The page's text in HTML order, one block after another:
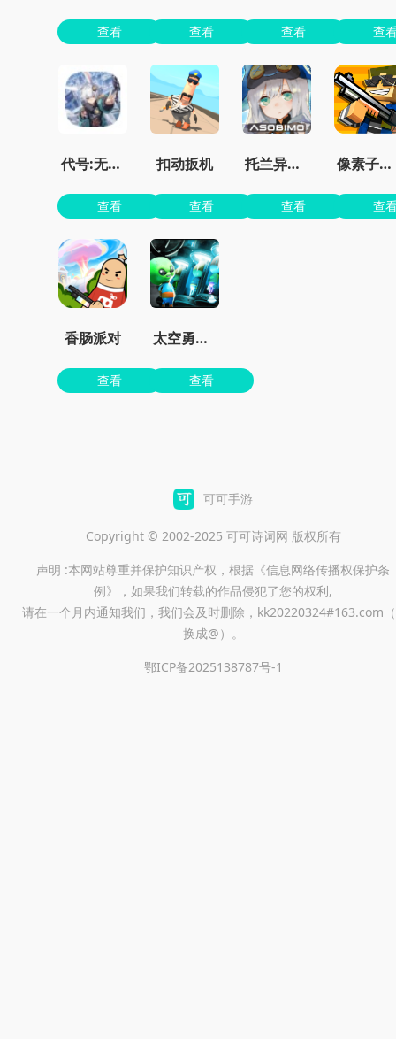
查看 查看 查看 查
代号:无限大
查看
扣动扳机
查看
托兰异世录
查看
像素子弹无限金币版免广告
查
香肠派对
查看
太空勇士杀杀杀
查看
可可手游
Copyright © 2002-2025 可可诗词网 版权所有
声明 :本网站尊重并保护知识产权，根据《信息网络传播权保护条
例》，如果我们转载的作品侵犯了您的权利,
请在一个月内通知我们，我们会及时删除，kk20220324#163.com
换成@）。
鄂ICP备2025138787号-1